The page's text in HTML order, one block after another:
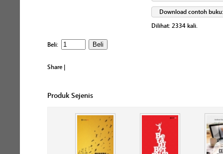
Download contoh
Dilihat: 2334 kali.
Beli:
Share |
Produk Sejenis